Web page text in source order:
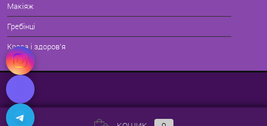
Макіяж
Гребінці
Краса і здоров'я